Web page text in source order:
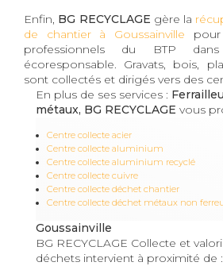
Enfin, BG RECYCLAGE gère la
de chantier à Goussainville
professionnels du BTP
écoresponsable. Gravats, bois,
sont collectés et dirigés vers des
En plus de ses services :
métaux, BG RECYCLAGE vous
Centre collecte acier
Centre collecte aluminium
Centre collecte aluminium recyclé
Centre collecte cuivre
Centre collecte déchet chantier
Centre collecte déchet métaux non
Goussainville
BG RECYCLAGE Collecte et
déchets intervient à proximité de :